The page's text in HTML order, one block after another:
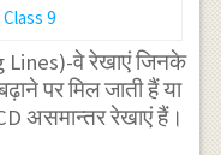
9
Lines)-वे रेखाएं जिनके
पर मिल जाती हैं या
असमान्तर रेखाएं हैं।